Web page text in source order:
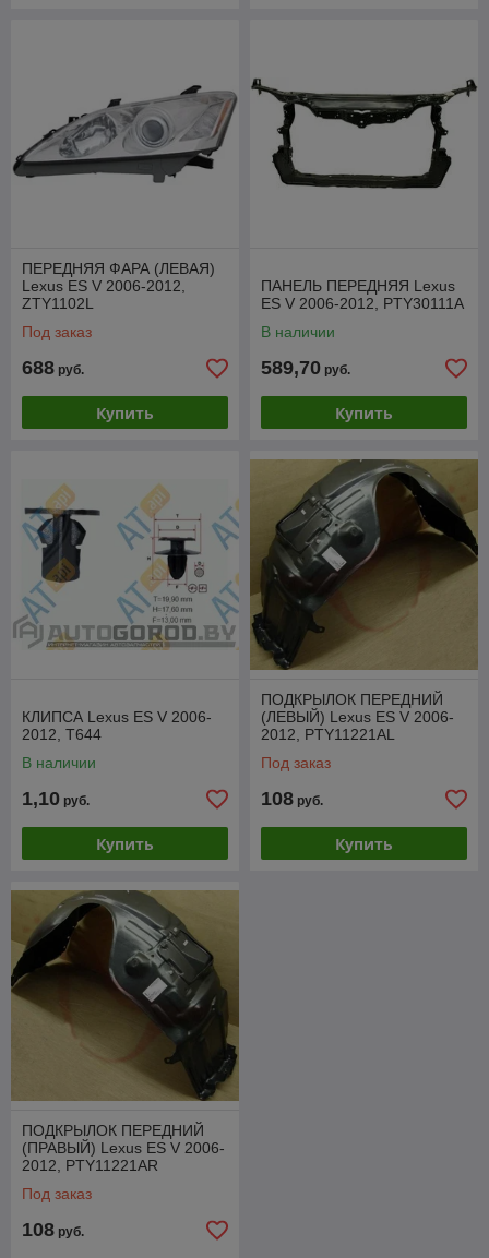
ПЕРЕДНЯЯ ФАРА (ЛЕВАЯ)
Lexus ES V 2006-2012,
ZTY1102L
Под заказ
688 руб.
Купить
ПАНЕЛЬ ПЕРЕДНЯЯ Lexus
ES V 2006-2012, PTY30111A
В наличии
589,70 руб.
Купить
КЛИПСА Lexus ES V 2006-
2012, T644
В наличии
1,10 руб.
Купить
ПОДКРЫЛОК ПЕРЕДНИЙ
(ЛЕВЫЙ) Lexus ES V 2006-
2012, PTY11221AL
Под заказ
108 руб.
Купить
ПОДКРЫЛОК ПЕРЕДНИЙ
(ПРАВЫЙ) Lexus ES V 2006-
2012, PTY11221AR
Под заказ
108 руб.